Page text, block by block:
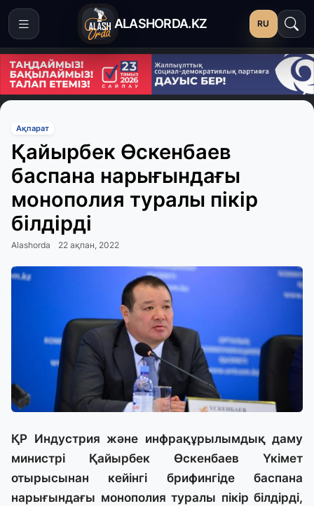
ALASHORDA.KZ RU
Ақпарат
Қайырбек Өскенбаев
баспана нарығындағы
монополия туралы пікір
білдірді
Alashorda 22 ақпан, 2022
ҚР Индустрия және инфрақұрылымдық даму
министрі Қайырбек Өскенбаев Үкімет
отырысынан кейінгі брифингіде баспана
нарығындағы монополия туралы пікір білдірді,